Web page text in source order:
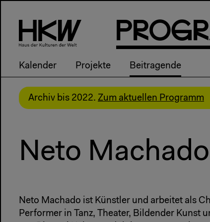
PRog R
Kalender Projekte Beitragende
Archiv bis 2022. Zum aktuellen Programm
Neto Machado
Neto Machado ist Künstler und arbeitet als
Performer in Tanz, Theater, Bildender Kunst